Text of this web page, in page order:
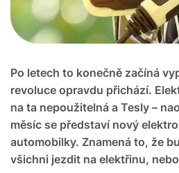
Po letech to konečně začíná
revoluce opravdu přichází.
na ta nepoužitelná a Tesly –
měsíc se představí nový
automobilky. Znamená to, že
všichni jezdit na elektřinu,